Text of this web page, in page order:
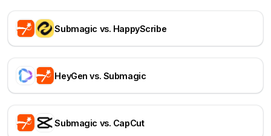
Submagic vs. HappyScribe
HeyGen vs. Submagic
Submagic vs. CapCut